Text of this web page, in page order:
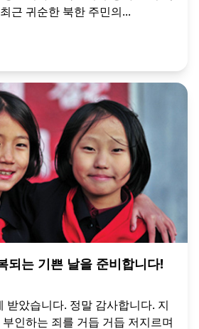
근 귀순한 북한 주민의...
되는 기쁜 날을 준비합니다!
받았습니다. 정말 감사합니다. 지
인하는 죄를 거듭 거듭 저지르며